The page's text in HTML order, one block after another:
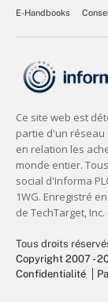
E-Handbooks
Tous droits
Copyright 2007 -
Confidentialité